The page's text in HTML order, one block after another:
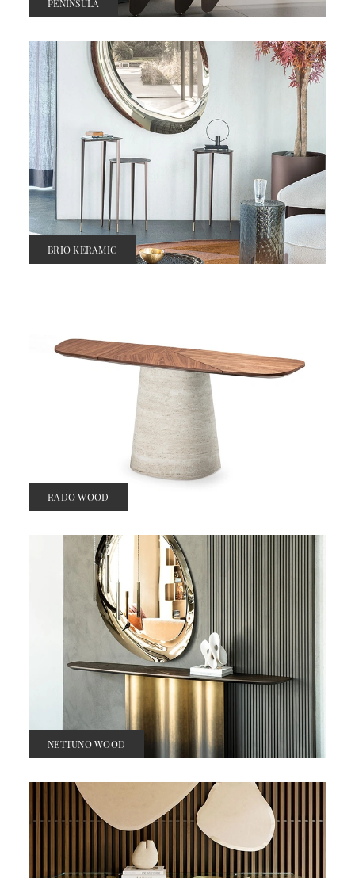
PENINSULA
BRIO KERAMIC
RADO WOOD
NETTUNO WOOD